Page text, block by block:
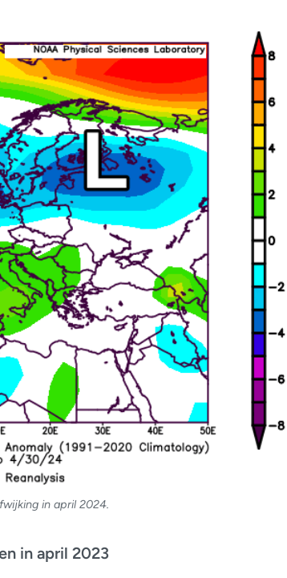
in april 2024.
in april 2023